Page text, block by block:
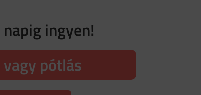
ingyen!
pótlás